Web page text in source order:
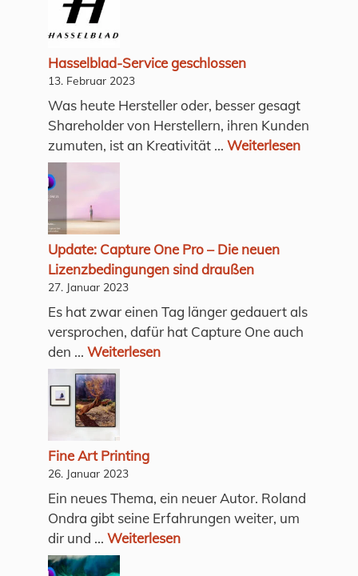
Hasselblad-Service geschlossen
13. Februar 2023
Was heute Hersteller oder, besser gesagt
Shareholder von Herstellern, ihren Kunden
zumuten, ist an Kreativität ... Weiterlesen
Update: Capture One Pro – Die neuen
Lizenzbedingungen sind draußen
27. Januar 2023
Es hat zwar einen Tag länger gedauert als
versprochen, dafür hat Capture One auch
den ... Weiterlesen
Fine Art Printing
26. Januar 2023
Ein neues Thema, ein neuer Autor. Roland
Ondra gibt seine Erfahrungen weiter, um
dir und ... Weiterlesen